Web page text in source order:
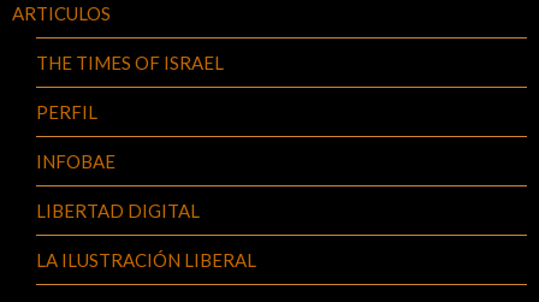
ARTICULOS
THE TIMES OF ISRAEL
PERFIL
INFOBAE
LIBERTAD DIGITAL
LA ILUSTRACIÓN LIBERAL